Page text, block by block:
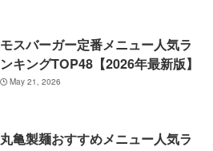
モスバーガー定番メニュー人気ラ
ンキングTOP48【2026年最新版】
May 21, 2026
丸亀製麺おすすめメニュー人気ラ